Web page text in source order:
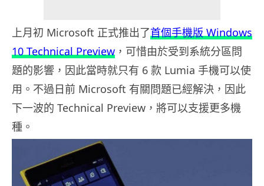
上月初 Microsoft 正式推出了首個手機版 Windows
10 Technical Preview ，可惜由於受到系統分區問
題的影響，因此當時就只有 6 款 Lumia 手機可以使
用。不過日前 Microsoft 有關問題已經解決，因此
下一波的 Technical Preview，將可以支援更多機
種。